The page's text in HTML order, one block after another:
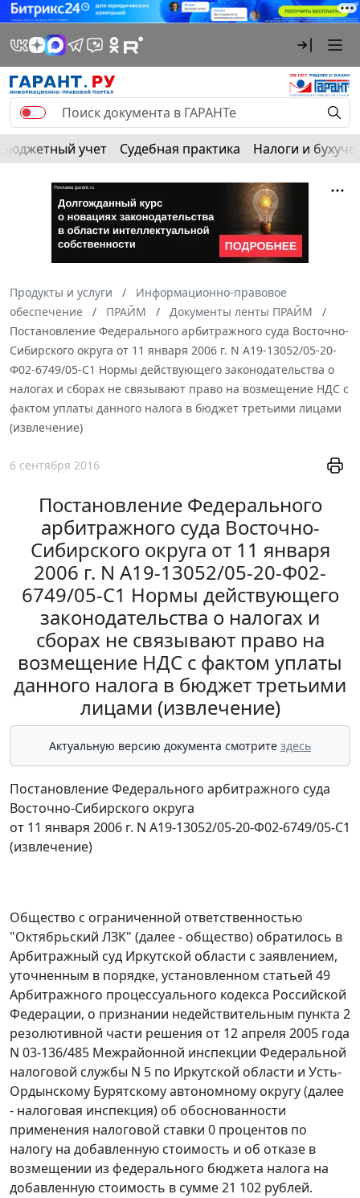
Бюджетный учет Судебная практика Налоги и
Продукты и услуги
Информационно-правовое
обеспечение
ПРАЙМ
Документы ленты ПРАЙМ
Постановление Федерального арбитражного суда Восточно-
Сибирского округа от 11 января 2006 г. N А19-13052/05-20-
Ф02-6749/05-С1 Нормы действующего законодательства о
налогах и сборах не связывают право на возмещение НДС с
фактом уплаты данного налога в бюджет третьими лицами
(извлечение)
6 сентября 2016
Постановление Федерального
арбитражного суда Восточно-
Сибирского округа от 11 января
2006 г. N А19-13052/05-20-Ф02-
6749/05-С1 Нормы действующего
законодательства о налогах и
сборах не связывают право на
возмещение НДС с фактом уплаты
данного налога в бюджет третьими
лицами (извлечение)
Актуальную версию документа смотрите здесь
Постановление Федерального арбитражного суда
Восточно-Сибирского округа
от 11 января 2006 г. N А19-13052/05-20-Ф02-6749/05-С1
(извлечение)
Общество с ограниченной ответственностью
"Октябрьский ЛЗК" (далее - общество) обратилось в
Арбитражный суд Иркутской области с заявлением,
уточненным в порядке, установленном статьей 49
Арбитражного процессуального кодекса Российской
Федерации, о признании недействительным пункта 2
резолютивной части решения от 12 апреля 2005 года
N 03-136/485 Межрайонной инспекции Федеральной
налоговой службы N 5 по Иркутской области и Усть-
Ордынскому Бурятскому автономному округу (далее
- налоговая инспекция) об обоснованности
применения налоговой ставки 0 процентов по
налогу на добавленную стоимость и об отказе в
возмещении из федерального бюджета налога на
добавленную стоимость в сумме 21 102 рублей.